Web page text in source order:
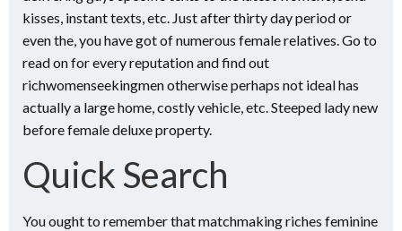
kisses, instant texts, etc. Just after thirty day period or
even the, you have got of numerous female relatives. Go to
read on for every reputation and find out
richwomenseekingmen otherwise perhaps not ideal has
actually a large home, costly vehicle, etc. Steeped lady new
before female deluxe property.
Quick Search
You ought to remember that matchmaking riches feminine